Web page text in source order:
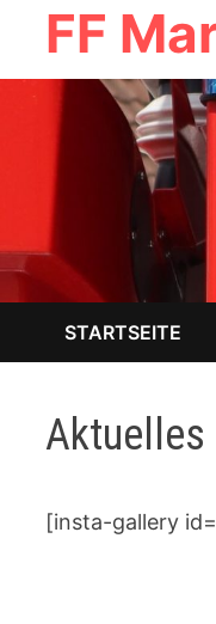
Inhalt
springen
FF
STARTSEITE
Aktuelles
[insta-gallery